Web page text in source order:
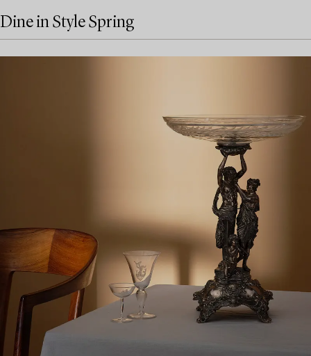
Dine in Style Spring